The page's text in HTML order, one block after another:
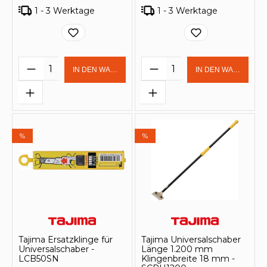
1 - 3 Werktage
Produkt Anzahl: Gib den
IN DEN WARENKORB
1 - 3 Werktage
Produkt Anzahl:
IN DEN
%
Tajima Ersatzklinge für
Universalschaber -
LCB50SN
%
Tajima Universalschaber
Länge 1.200 mm
Klingenbreite 18 mm -